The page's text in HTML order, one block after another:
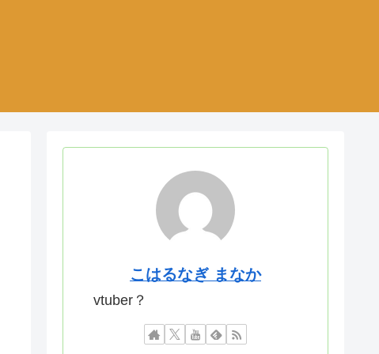
こはるなぎ まなか
vtuber？